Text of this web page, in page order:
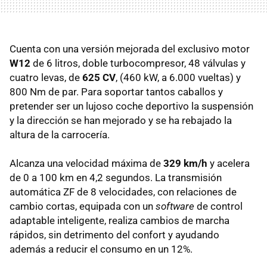
Cuenta con una versión mejorada del exclusivo motor
W12 de 6 litros, doble turbocompresor, 48 válvulas y
cuatro levas, de 625 CV, (460 kW, a 6.000 vueltas) y
800 Nm de par. Para soportar tantos caballos y
pretender ser un lujoso coche deportivo la suspensión
y la dirección se han mejorado y se ha rebajado la
altura de la carrocería.
Alcanza una velocidad máxima de 329 km/h y acelera
de 0 a 100 km en 4,2 segundos. La transmisión
automática ZF de 8 velocidades, con relaciones de
cambio cortas, equipada con un software de control
adaptable inteligente, realiza cambios de marcha
rápidos, sin detrimento del confort y ayudando
además a reducir el consumo en un 12%.